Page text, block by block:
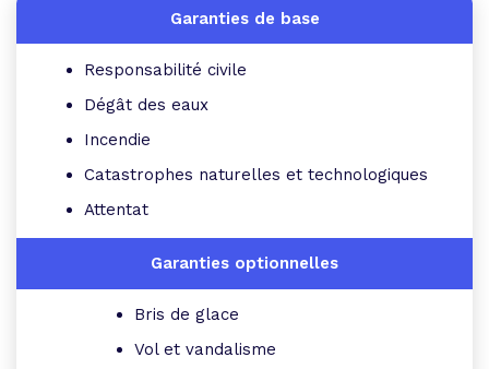
Responsabilité civile
Dégât des eaux
Incendie
Catastrophes naturelles et technologiques
Attentat
Bris de glace
Vol et vandalisme